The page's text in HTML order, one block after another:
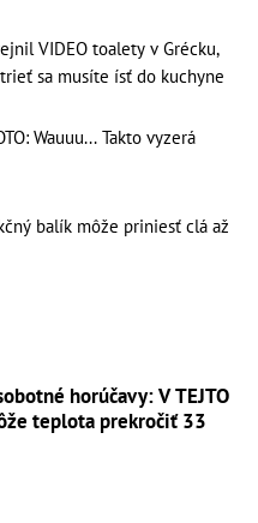
VIDEO toalety v Grécku,
sa musíte ísť do kuchyne
Wauuu... Takto vyzerá
balík môže priniesť clá až
horúčavy: V TEJTO
teplota prekročiť 33